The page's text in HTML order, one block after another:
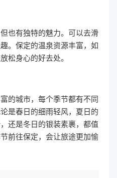
也有独特的魅力。可以去滑
。保定的温泉资源丰富，如
松身心的好去处。
的城市，每个季节都有不同
是春日的细雨轻风，夏日的
还是冬日的银装素裹，都值
前往保定，会让旅途更加愉